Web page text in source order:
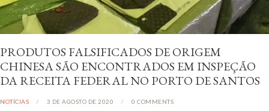
PRODUTOS FALSIFICADOS DE ORIGEM
CHINESA SÃO ENCONTRADOS EM INSPEÇÃO
DA RECEITA FEDERAL NO PORTO DE SANTOS
NOTÍCIAS 3 DE AGOSTO DE 2020 0 COMMENTS